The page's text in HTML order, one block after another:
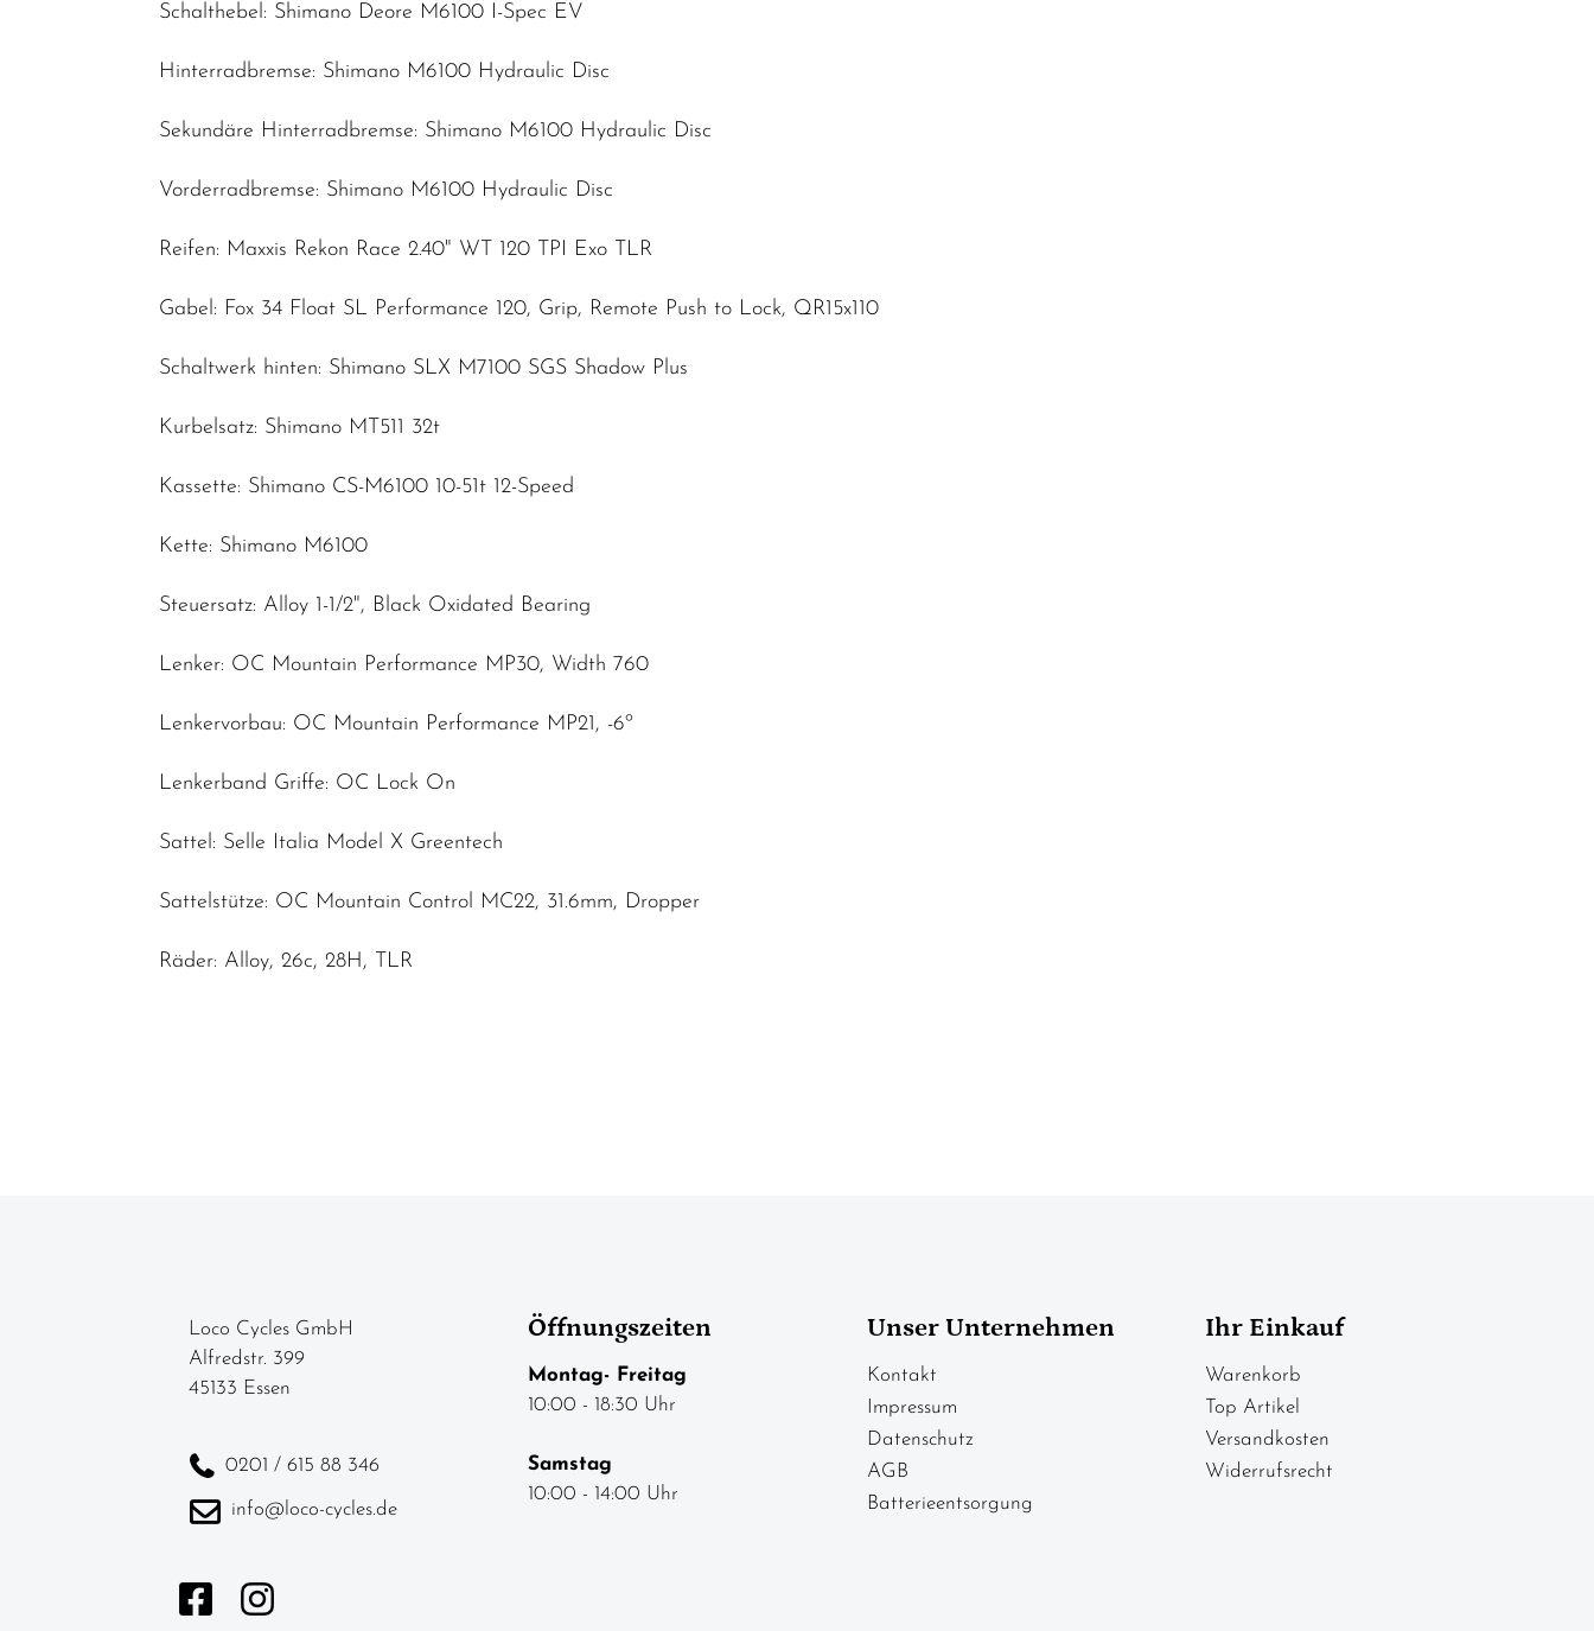
Schalthebel: Shimano Deore M6100 I-Spec EV
Hinterradbremse: Shimano M6100 Hydraulic Disc
Sekundäre Hinterradbremse: Shimano M6100 Hydraulic Disc
Vorderradbremse: Shimano M6100 Hydraulic Disc
Reifen: Maxxis Rekon Race 2.40" WT 120 TPI Exo TLR
Gabel: Fox 34 Float SL Performance 120, Grip, Remote Push to Lock, QR15x110
Schaltwerk hinten: Shimano SLX M7100 SGS Shadow Plus
Kurbelsatz: Shimano MT511 32t
Kassette: Shimano CS-M6100 10-51t 12-Speed
Kette: Shimano M6100
Steuersatz: Alloy 1-1/2", Black Oxidated Bearing
Lenker: OC Mountain Performance MP30, Width 760
Lenkervorbau: OC Mountain Performance MP21, -6º
Lenkerband Griffe: OC Lock On
Sattel: Selle Italia Model X Greentech
Sattelstütze: OC Mountain Control MC22, 31.6mm, Dropper
Räder: Alloy, 26c, 28H, TLR
Loco Cycles GmbH
Alfredstr. 399
45133 Essen
0201 / 615 88 346
info@loco-cycles.de
Öffnungszeiten
Montag- Freitag
10:00 - 18:30 Uhr
Samstag
10:00 - 14:00 Uhr
Unser Unternehmen
Kontakt
Impressum
Datenschutz
AGB
Batterieentsorgung
Ihr Einkauf
Warenkorb
Top Artikel
Versandkosten
Widerrufsrecht